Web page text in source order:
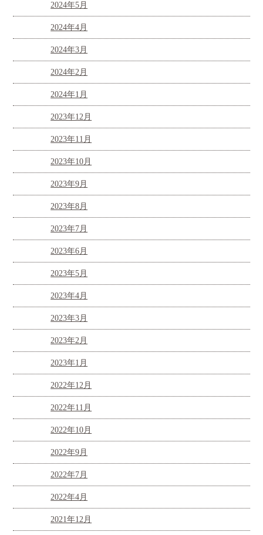
2024年5月
2024年4月
2024年3月
2024年2月
2024年1月
2023年12月
2023年11月
2023年10月
2023年9月
2023年8月
2023年7月
2023年6月
2023年5月
2023年4月
2023年3月
2023年2月
2023年1月
2022年12月
2022年11月
2022年10月
2022年9月
2022年7月
2022年4月
2021年12月